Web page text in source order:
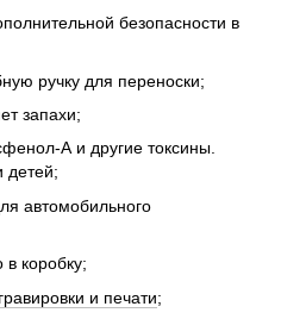
безопасности в
ручку для переноски;
запахи;
А и другие токсины.
детей;
автомобильного
коробку;
и печати;